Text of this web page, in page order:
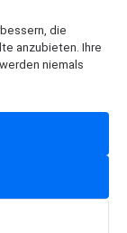
die
anzubieten. Ihre
niemals